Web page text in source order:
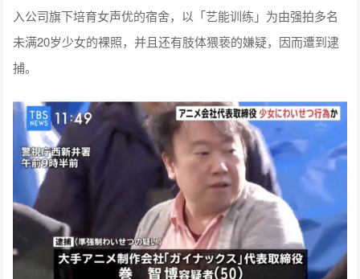
入公司旗下培育女声优的宿舍，以「艺能训练」为由强拍多名
未满20岁少女的裸照，并且还有肢体猥亵的嫌疑，因而遭到逮
捕。